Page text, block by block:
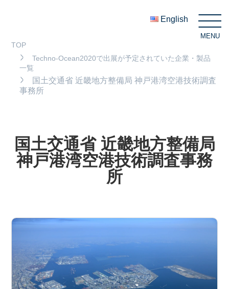
MENU
English
TOP
Techno-Ocean2020で出展が予定されていた企業・製品
一覧
国土交通省 近畿地方整備局 神戸港湾空港技術調査
事務所
国土交通省 近畿地方整備局
神戸港湾空港技術調査事務
所